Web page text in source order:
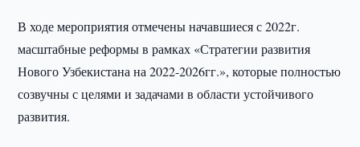
В ходе мероприятия отмечены начавшиеся с 2022г.
масштабные реформы в рамках «Стратегии развития
Нового Узбекистана на 2022-2026гг.», которые полностью
созвучны с целями и задачами в области устойчивого
развития.